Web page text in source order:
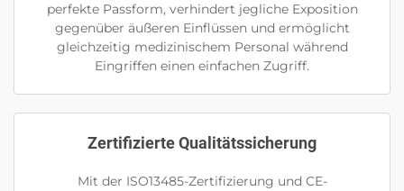
perfekte Passform, verhindert jegliche Exposition
gegenüber äußeren Einflüssen und ermöglicht
gleichzeitig medizinischem Personal während
Eingriffen einen einfachen Zugriff.
Zertifizierte Qualitätssicherung
Mit der ISO13485-Zertifizierung und CE-